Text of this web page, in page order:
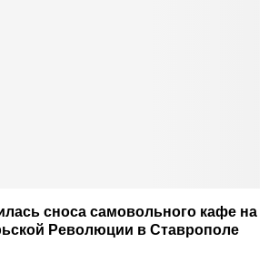
сноса самовольного кафе на
Революции в Ставрополе